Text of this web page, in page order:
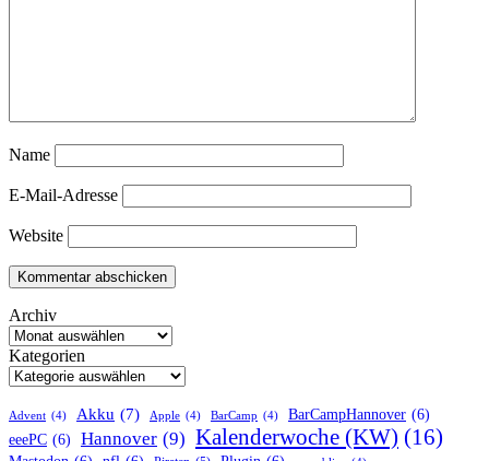
Name
E-Mail-Adresse
Website
Archiv
Kategorien
Advent (4) Akku (7) Apple (4) BarCamp (4) BarCampHannover (6)
eeePC (6) Hannover (9) Kalenderwoche (KW) (16)